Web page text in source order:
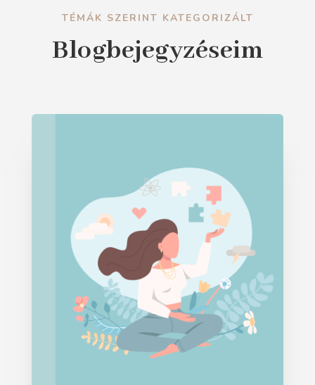
TÉMÁK SZERINT KATEGORIZÁLT
Blogbejegyzéseim